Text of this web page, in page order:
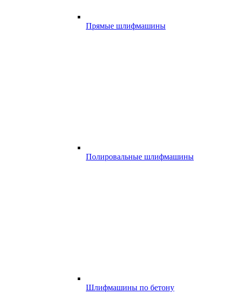
Прямые шлифмашины
Полировальные шлифмашины
Шлифмашины по бетону